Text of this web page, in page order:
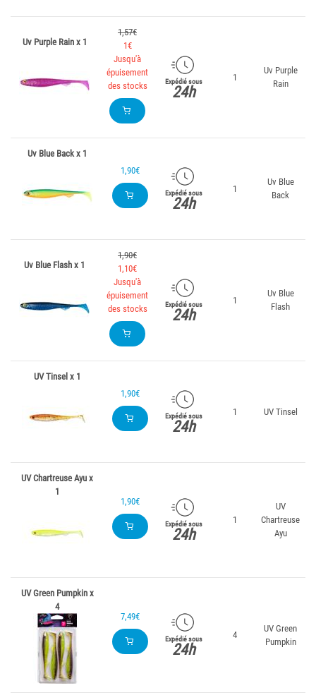
Uv Purple Rain x 1
1,57€
1€
Jusqu'à
épuisement
des stocks
Expédié sous
24h
1
Uv Purple
Rain
Uv Blue Back x 1
1,90€
Expédié sous
24h
1
Uv Blue
Back
Uv Blue Flash x 1
1,90€
1,10€
Jusqu'à
épuisement
des stocks
Expédié sous
24h
1
Uv Blue
Flash
UV Tinsel x 1
1,90€
Expédié sous
24h
1 UV Tinsel
UV Chartreuse Ayu x
1
1,90€
Expédié sous
24h
1
UV
Chartreuse
Ayu
UV Green Pumpkin x
4
7,49€
Expédié sous
24h
4
UV Green
Pumpkin